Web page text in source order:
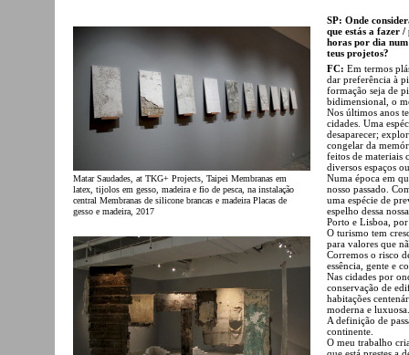
Matar Saudades, at TKG+ Projects, Taipei Membranas em
latex, tijolos em gesso, madeira e fio de pesca, na instalação
central Membranas de silicone brancas e madeira Placas de
gesso e madeira, 2017
SP: Onde
que estás a fazer
horas por dia
teus projetos?
FC: Em termos
dar preferência à
formação seja de
bidimensional, o
Nos últimos anos
cidades. Uma
desaparecer;
congelar da
feitos de materiais
diversos espaços
Numa época em
nosso passado.
uma espécie de
espelho dessa
Porto e Lisboa, por
O turismo tem
para valores que
Corremos o risco
essência, gente e
Nas cidades por
conservação de
habitações
moderna e luxuosa.
A definição de
continente.
O meu trabalho